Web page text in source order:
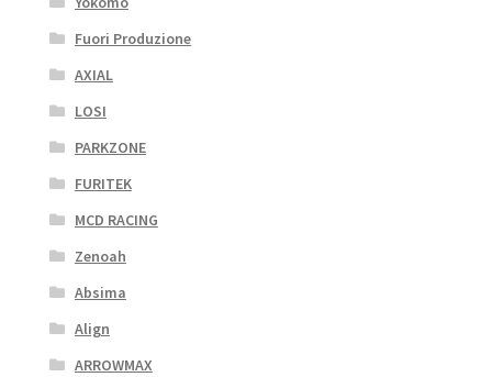
Fuori Produzione
AXIAL
LOSI
PARKZONE
FURITEK
MCD RACING
Zenoah
Absima
Align
ARROWMAX